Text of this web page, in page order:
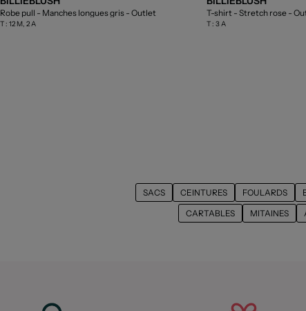
Robe pull - Manches longues gris - Outlet
T : 12 M, 2 A
T-shirt - Stretch rose -
T : 3 A
SACS CEINTURES FOULARDS
CARTABLES
MITAINES